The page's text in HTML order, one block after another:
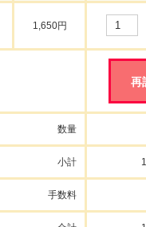
1,650円
数量
小計
手数料